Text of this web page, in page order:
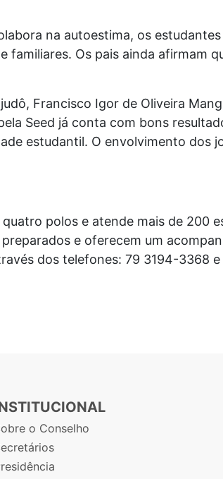
na autoestima, os
familiares. Os pais ainda afirmam
Francisco Igor de Oliveira
Seed já conta com bons
estudantil. O envolvimento
polos e atende mais de 200
e oferecem um
dos telefones: 79 3194-3368
o Conselho